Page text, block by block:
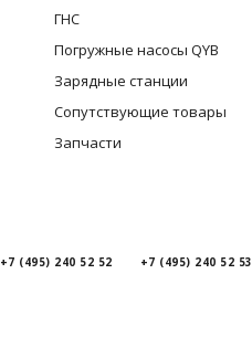
+7 (495) 240 52 52 +7 (495) 240 52 53
ГНС
Погружные насосы QYB
Зарядные станции
Сопутствующие товары
Запчасти